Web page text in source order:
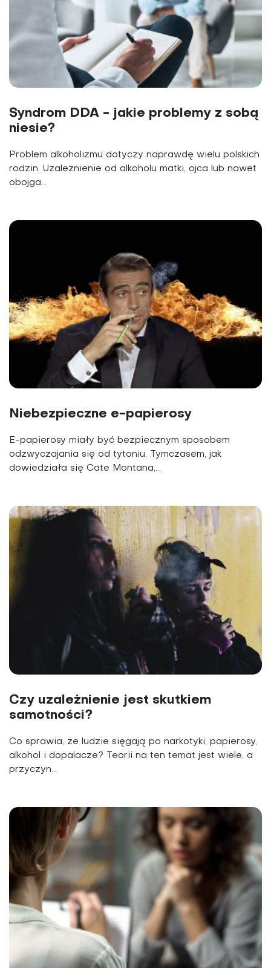
Syndrom DDA - jakie problemy z sobą
niesie?
Problem alkoholizmu dotyczy naprawdę wielu polskich
rodzin. Uzależnienie od alkoholu matki, ojca lub nawet
obojga...
Niebezpieczne e-papierosy
E-papierosy miały być bezpiecznym sposobem
odzwyczajania się od tytoniu. Tymczasem, jak
dowiedziała się Cate Montana,...
Czy uzależnienie jest skutkiem
samotności?
Co sprawia, że ludzie sięgają po narkotyki, papierosy,
alkohol i dopalacze? Teorii na ten temat jest wiele, a
przyczyn...